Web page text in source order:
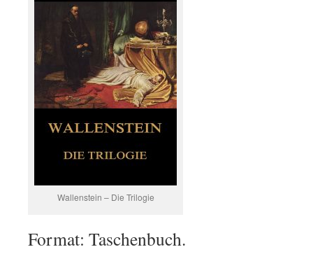
Wallenstein – Die Trilogie
Format: Taschenbuch.